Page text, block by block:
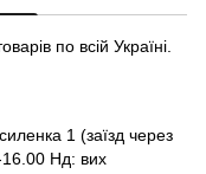
по всій Україні.
1 (заїзд через
Нд: вих